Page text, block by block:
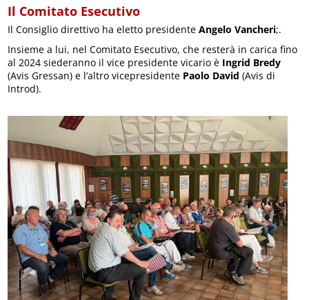
Il Comitato Esecutivo
Il Consiglio direttivo ha eletto presidenteAngelo Vancheri;.
Insieme a lui, nel Comitato Esecutivo, che resterà in carica fino
al 2024 siederanno il vice presidente vicario è Ingrid Bredy
(Avis Gressan) e l’altro vicepresidente Paolo David (Avis di
Introd).